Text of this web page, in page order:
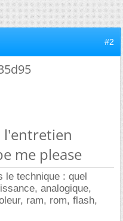
#2
l'entretien
me please
le technique : quel
analogique,
ram, rom, flash,